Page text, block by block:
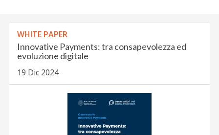
WHITE PAPER
Innovative Payments: tra consapevolezza ed
evoluzione digitale
19 Dic 2024